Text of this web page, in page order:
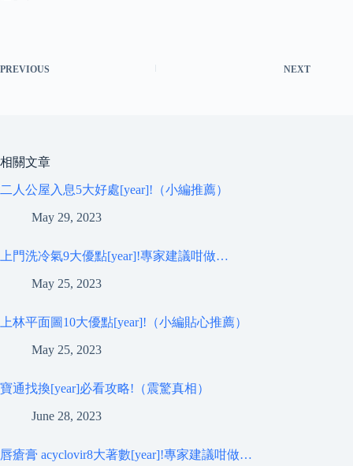
PREVIOUS NEXT
相關文章
二人公屋入息5大好處[year]!（小編推薦）
May 29, 2023
上門洗冷氣9大優點[year]!專家建議咁做…
May 25, 2023
上林平面圖10大優點[year]!（小編貼心推薦）
May 25, 2023
寶通找換[year]必看攻略!（震驚真相）
June 28, 2023
唇瘡膏 acyclovir8大著數[year]!專家建議咁做…